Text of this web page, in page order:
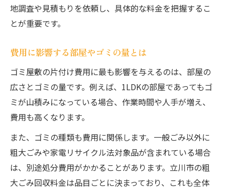
地調査や見積もりを依頼し、具体的な料金を把握するこ
とが重要です。
費用に影響する部屋やゴミの量とは
ゴミ屋敷の片付け費用に最も影響を与えるのは、部屋の
広さとゴミの量です。例えば、1LDKの部屋であってもゴ
ミが山積みになっている場合、作業時間や人手が増え、
費用も高くなります。
また、ゴミの種類も費用に関係します。一般ごみ以外に
粗大ごみや家電リサイクル法対象品が含まれている場合
は、別途処分費用がかかることがあります。立川市の粗
大ごみ回収料金は品目ごとに決まっており、これも全体